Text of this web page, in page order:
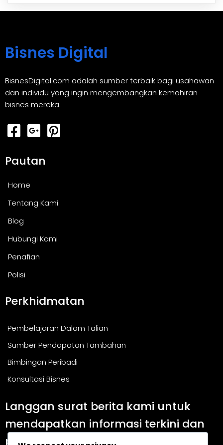
Bisnes Digital
BisnesDigital.com adalah sumber terbaik bagi usahawan
dan individu yang ingin mengembangkan kemahiran
bisnes mereka.
Pautan
Home
Tentang Kami
Blog
Hubungi Kami
Penafian
Polisi
Perkhidmatan
Pembelajaran Dalam Talian
Sumber Pendapatan Tambahan
Bimbingan Peribadi
Konsultasi Bisnes
Langgan surat berita kami untuk
mendapatkan informasi terkini dan
panduan berguna.